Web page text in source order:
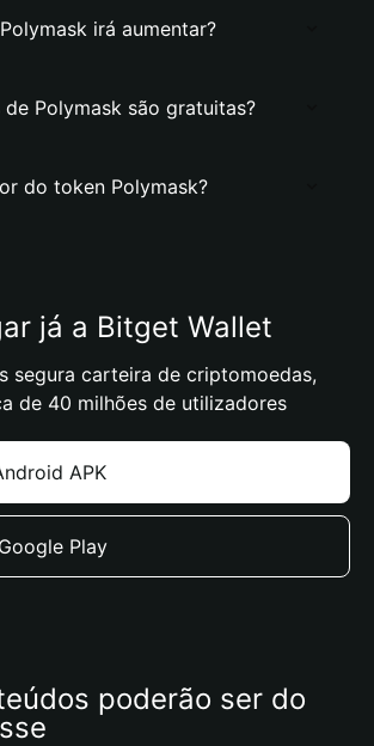
irá aumentar?
Polymask são gratuitas?
do token Polymask?
já a Bitget Wallet
segura carteira de criptomoedas,
de 40 milhões de utilizadores
APK
Play
poderão ser do